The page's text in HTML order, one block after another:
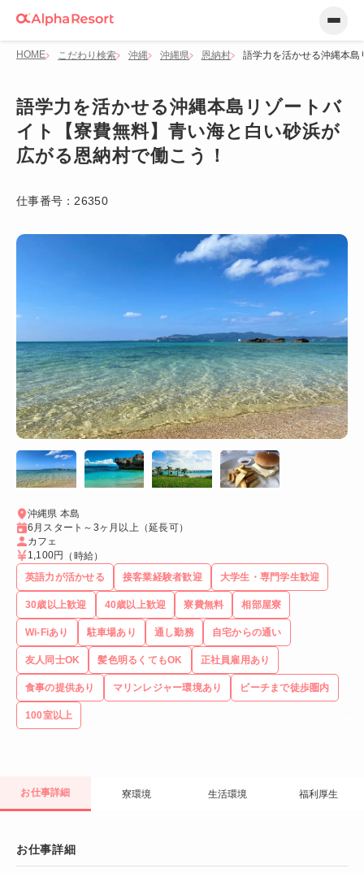
HOME こだわり検索 沖縄 沖縄県 恩納村 語学力を活かせる沖縄本
語学力を活かせる沖縄本島リゾートバ
イト【寮費無料】青い海と白い砂浜が
広がる恩納村で働こう！
仕事番号： 26350
沖縄県 本島
6月スタート～3ヶ月以上（延長可）
カフェ
1,100円
（時給）
英語力が活かせる
接客業経験者歓迎 大学生・専門学生歓迎
30歳以上歓迎 40歳以上歓迎 寮費無料 相部屋寮
Wi-Fiあり 駐車場あり 通し勤務 自宅からの通い
友人同士OK 髪色明るくてもOK 正社員雇用あり
食事の提供あり マリンレジャー環境あり ビーチまで徒歩圏内
100室以上
お仕事詳細 寮環境 生活環境 福利厚生
お仕事詳細